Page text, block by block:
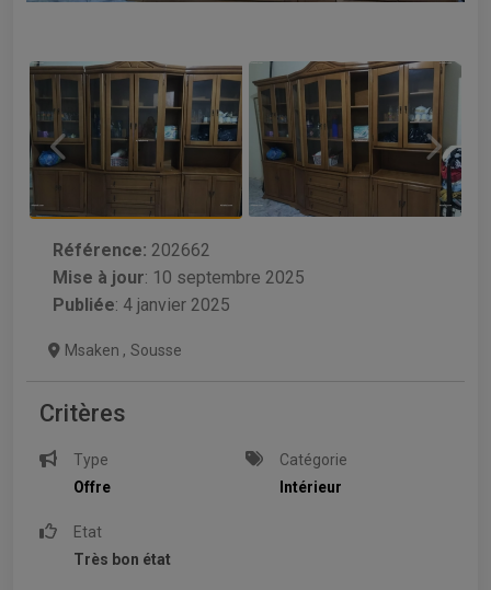
Référence: 202662
Mise à jour: 10 septembre 2025
Publiée: 4 janvier 2025
Msaken , Sousse
Critères
Type
Offre
Catégorie
Intérieur
Etat
Très bon état